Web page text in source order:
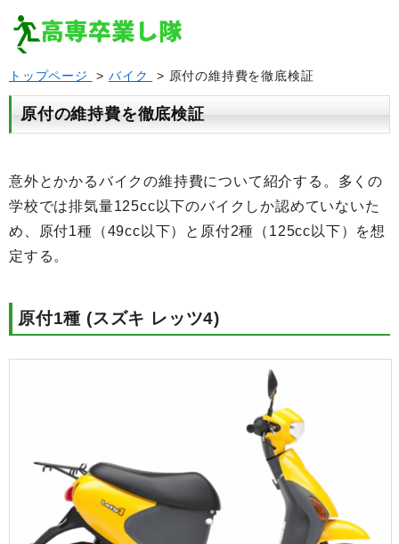
トップページ >バイク > 原付の維持費を徹底検証
原付の維持費を徹底検証
意外とかかるバイクの維持費について紹介する。多くの
学校では排気量125cc以下のバイクしか認めていないた
め、原付1種（49cc以下）と原付2種（125cc以下）を想
定する。
原付1種 (スズキ レッツ4)